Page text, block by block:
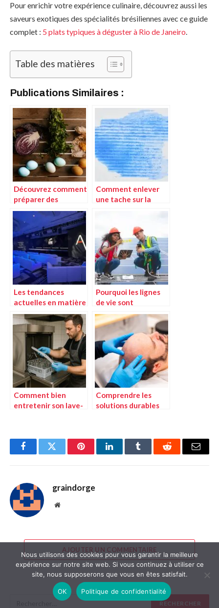
Pour enrichir votre expérience culinaire, découvrez aussi les
saveurs exotiques des spécialités brésiliennes avec ce guide
complet : 5 plats typiques à déguster à Rio de Janeiro.
Table des matières
Publications Similaires :
Découvrez comment
préparer des
betteraves au
cookeo de manière
simple et rapide.
Comment enlever
une tache sur la
Les tendances
actuelles en matière
de solutions
audiovisuelles pour
les entreprises
Pourquoi les lignes
de vie sont
essentielles pour les
travaux de
maintenance en
hauteur ?
Comment bien
entretenir son lave-
Comprendre les
solutions durables
FacebookTwitter PinterestLinkedInTumblr Reddit
E-
graindorge
Site
AJOUTER UN COMMENTAIRE
Nous utilisons des cookies pour vous garantir la meilleure
expérience sur notre site web. Si vous continuez à utiliser ce
site, nous supposerons que vous en êtes satisfait.
OK Politique de confidentialité